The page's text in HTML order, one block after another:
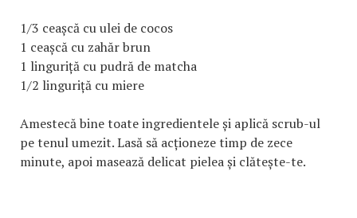
1/3 ceașcă cu ulei de cocos
1 ceașcă cu zahăr brun
1 linguriță cu pudră de matcha
1/2 linguriță cu miere
Amestecă bine toate ingredientele și aplică scrub-ul
pe tenul umezit. Lasă să acționeze timp de zece
minute, apoi masează delicat pielea și clătește-te.